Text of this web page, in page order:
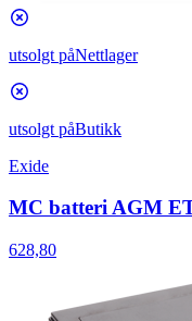
utsolgt påNettlager
utsolgt påButikk
Exide
MC batteri AGM
628,80